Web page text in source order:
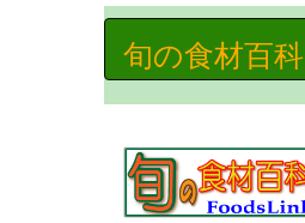
旬の食材百科